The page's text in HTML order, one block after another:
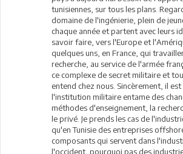
tunisiennes, sur tous les plans.
domaine de l'ingénierie, plein de
chaque année et partent avec leurs
savoir faire, vers l'Europe et
quelques uns, en France, qui
recherche, au service de l'armée
ce complexe de secret militaire et
entend chez nous. Sincèrement, il
l'institution militaire entame des
méthodes d'enseignement, la
le privé. Je prends les cas de
qu'en Tunisie des entreprises
composants qui servent dans
l'occident, pourquoi pas des